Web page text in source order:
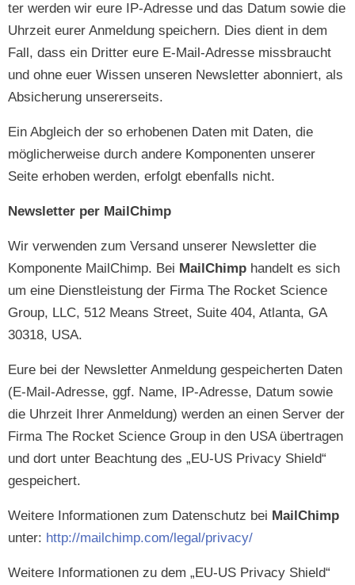
ter wer­den wir eure IP-Adresse und das Datum sowie die
Uhrzeit eur­er Anmel­dung spe­ich­ern. Dies dient in dem
Fall, dass ein Drit­ter eure E‑Mail-Adresse miss­braucht
und ohne euer Wis­sen unseren Newslet­ter abon­niert, als
Absicherung unsererseits.
Ein Abgle­ich der so erhobe­nen Dat­en mit Dat­en, die
möglicher­weise durch andere Kom­po­nen­ten unser­er
Seite erhoben wer­den, erfol­gt eben­falls nicht.
Newslet­ter per MailChimp
Wir ver­wen­den zum Ver­sand unser­er Newslet­ter die
Kom­po­nente MailChimp. Bei MailChimp han­delt es sich
um eine Dien­stleis­tung der Fir­ma The Rock­et Sci­ence
Group, LLC, 512 Means Street, Suite 404, Atlanta, GA
30318, USA.
Eure bei der Newslet­ter Anmel­dung gespe­icherten Dat­en
(E‑Mail-Adresse, ggf. Name, IP-Adresse, Datum sowie
die Uhrzeit Ihrer Anmel­dung) wer­den an einen Serv­er der
Fir­ma The Rock­et Sci­ence Group in den USA über­tra­gen
und dort unter Beach­tung des „EU-US Pri­va­cy Shield“
gespeichert.
Weit­ere Infor­ma­tio­nen zum Daten­schutz bei MailChimp
unter: http://mailchimp.com/legal/privacy/
Weit­ere Infor­ma­tio­nen zu dem „EU-US Pri­va­cy Shield“